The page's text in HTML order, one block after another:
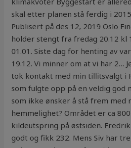
skal etter planen stå ferdig i
Publisert på des 12, 2019 Oslo
holder stengt fra fredag 20.12 kl
01.01. Siste dag for henting av
19.12. Vi minner om at vi har 2…
tok kontakt med min tillitsvalgt i
som fulgte opp på en veldig god
som ikke ønsker å stå frem med
hemmelighet? Området er ca
kildeutspring på østsiden.
godt og fikk 232. Mens Siv har